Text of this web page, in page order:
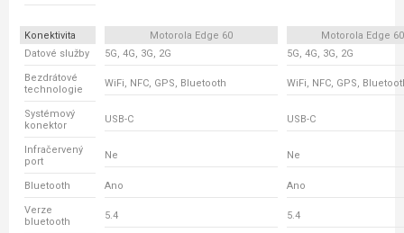
Konektivita Motorola Edge 60
Motorola Edge
Datové služby
5G, 4G, 3G, 2G 5G, 4G, 3G, 2G
Bezdrátové
technologie
WiFi, NFC, GPS, Bluetooth WiFi, NFC, GPS,
Systémový
konektor
USB-C USB-C
Infračervený
port
Ne Ne
Bluetooth Ano Ano
Verze
bluetooth
5.4 5.4